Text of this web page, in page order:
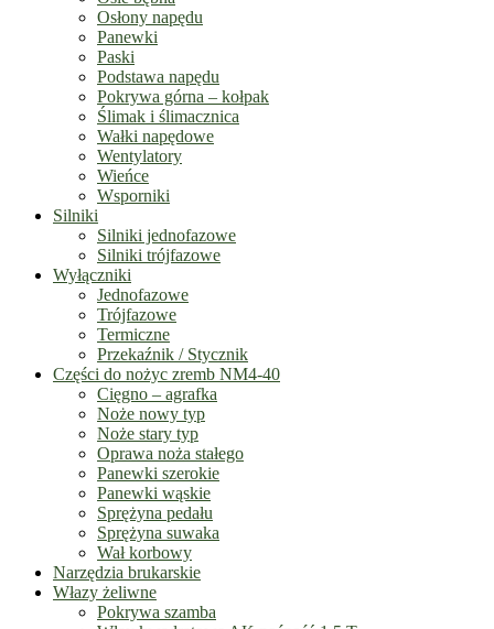
Osłony napędu
Panewki
Paski
Podstawa napędu
Pokrywa górna – kołpak
Ślimak i ślimacznica
Wałki napędowe
Wentylatory
Wieńce
Wsporniki
Silniki
Silniki jednofazowe
Silniki trójfazowe
Wyłączniki
Jednofazowe
Trójfazowe
Termiczne
Przekaźnik / Stycznik
Części do nożyc zremb NM4-40
Cięgno – agrafka
Noże nowy typ
Noże stary typ
Oprawa noża stałego
Panewki szerokie
Panewki wąskie
Sprężyna pedału
Sprężyna suwaka
Wał korbowy
Narzędzia brukarskie
Włazy żeliwne
Pokrywa szamba